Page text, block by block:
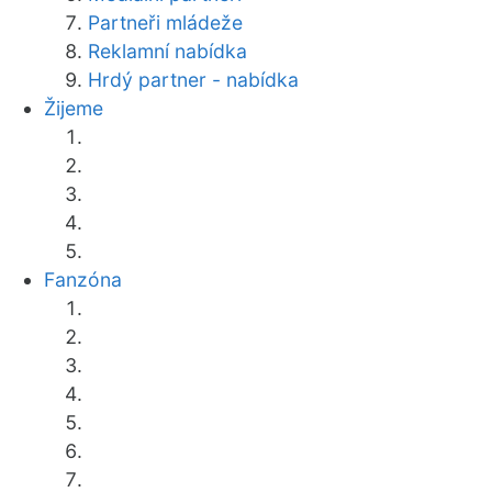
Partneři mládeže
Reklamní nabídka
Hrdý partner - nabídka
Žijeme
Fanzóna